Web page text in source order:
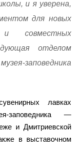
и я уверена,
для новых
и совместных
отделом
заповедника
лавках
заповедника —
и Дмитриевской
в выставочном